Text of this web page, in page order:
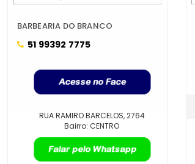
BARBEARIA DO BRANCO
51 99392 7775
RUA RAMIRO BARCELOS, 2764
Bairro: CENTRO